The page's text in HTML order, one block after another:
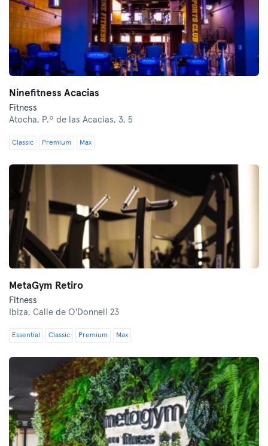
Ninefitness Acacias
Fitness
Atocha, P.º de las Acacias, 3, 5
Classic Premium Max
MetaGym Retiro
Fitness
Ibiza, Calle de O'Donnell 23
Essential Classic Premium Max